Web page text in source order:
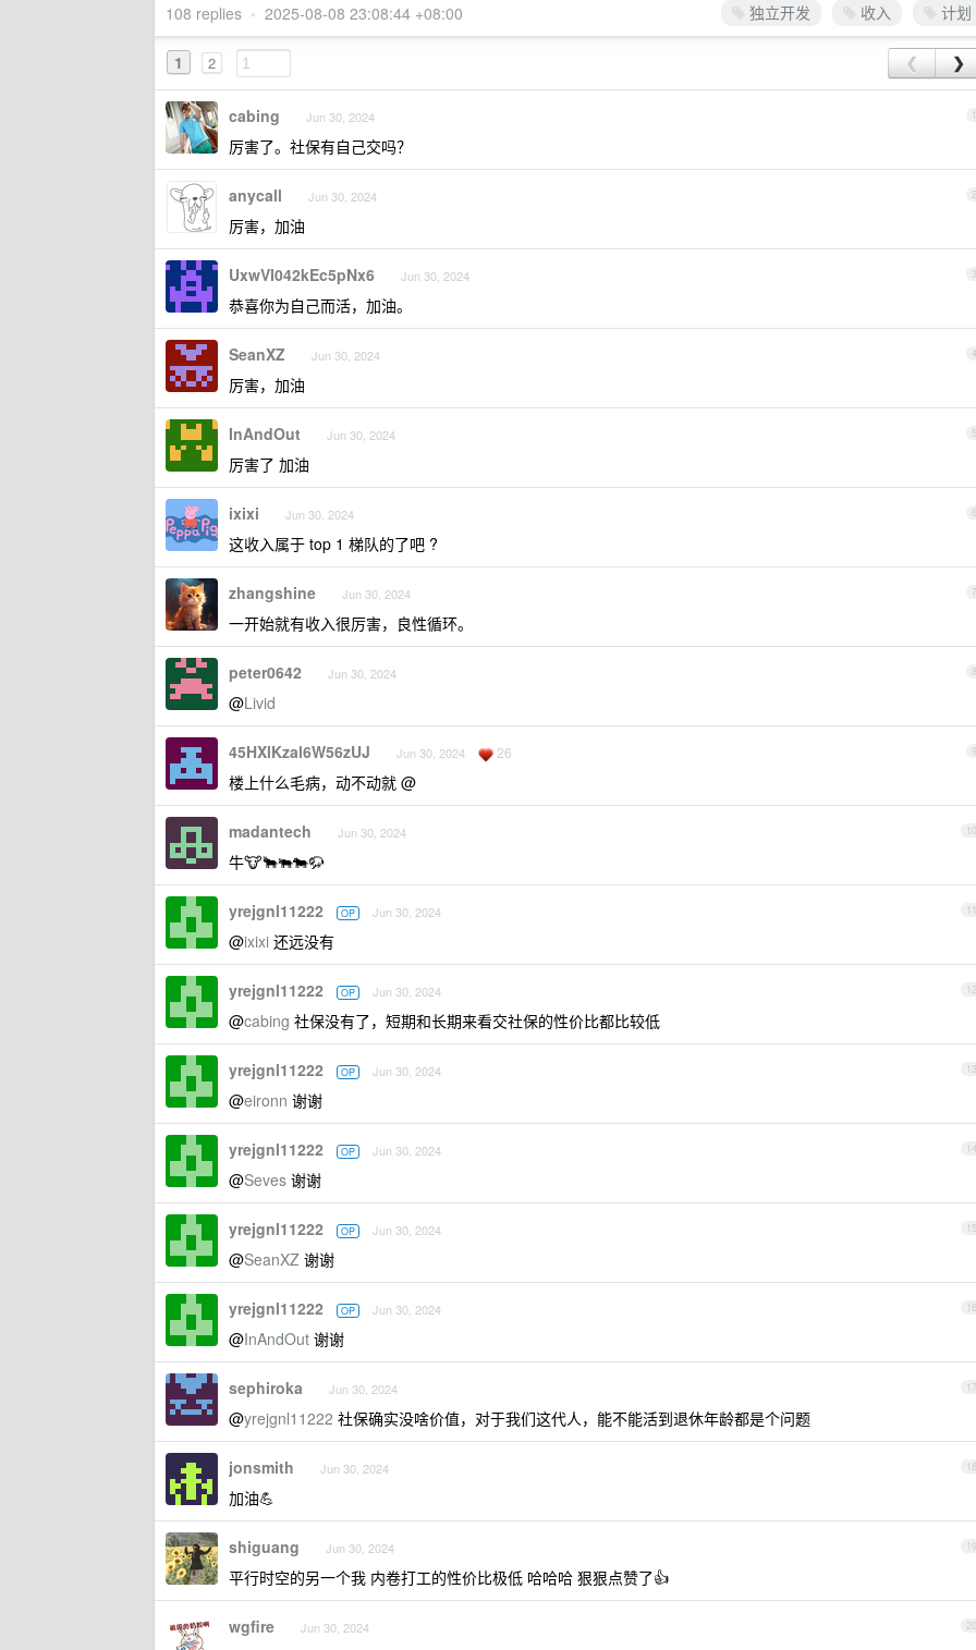
独立开发 收入 计划
108 replies • 2025-08-08 23:08:44 +08:00
1 2 ❮ ❯
1
cabing Jun 30, 2024
厉害了。社保有自己交吗？
2
anycall Jun 30, 2024
厉害，加油
3
UxwVI042kEc5pNx6 Jun 30, 2024
恭喜你为自己而活，加油。
4
SeanXZ Jun 30, 2024
厉害，加油
5
InAndOut Jun 30, 2024
厉害了 加油
6
ixixi Jun 30, 2024
这收入属于 top 1 梯队的了吧 ?
7
zhangshine Jun 30, 2024
一开始就有收入很厉害，良性循环。
8
peter0642 Jun 30, 2024
@Livid
9
45HXlKzal6W56zUJ Jun 30, 2024 26
楼上什么毛病，动不动就 @
10
madantech Jun 30, 2024
牛🐮🐂🐃🐄🦬
11
yrejgnl11222 OP Jun 30, 2024
@ixixi 还远没有
12
yrejgnl11222 OP Jun 30, 2024
@cabing 社保没有了，短期和长期来看交社保的性价比都比较低
13
yrejgnl11222 OP Jun 30, 2024
@eironn 谢谢
14
yrejgnl11222 OP Jun 30, 2024
@Seves 谢谢
15
yrejgnl11222 OP Jun 30, 2024
@SeanXZ 谢谢
16
yrejgnl11222 OP Jun 30, 2024
@InAndOut 谢谢
17
sephiroka Jun 30, 2024
@yrejgnl11222 社保确实没啥价值，对于我们这代人，能不能活到退休年龄都是个问题
18
jonsmith Jun 30, 2024
加油💪
19
shiguang Jun 30, 2024
平行时空的另一个我 内卷打工的性价比极低 哈哈哈 狠狠点赞了👍
20
wgfire Jun 30, 2024